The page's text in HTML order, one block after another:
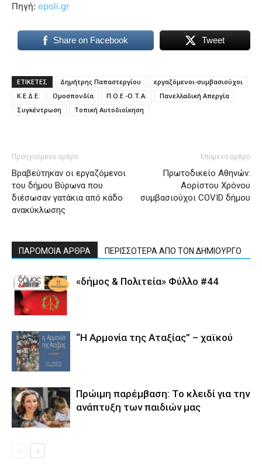
Πηγή: epoli.gr
Share on Facebook Tweet
ΕΤΙΚΕΤΕΣ Δημήτρης Παπαστεργίου
εργαζόμενοι-συμβασιούχοι
Κ.Ε.Δ.Ε.
Ομοσπονδία Π.Ο.Ε.-Ο.Τ.Α.
Πανελλαδική Απεργία
Συγκέντρωση
Τοπική Αυτοδιοίκηση
Προηγούμενο άρθρο
Βραβεύτηκαν οι εργαζόμενοι
του δήμου Βύρωνα που
διέσωσαν γατάκια από κάδο
ανακύκλωσης
Επόμενο άρθρο
Πρωτοδικείο Αθηνών:
Αορίστου Χρόνου
συμβασιούχοι COVID δήμου
ΠΑΡΟΜΟΙΑ ΑΡΘΡΑ ΠΕΡΙΣΣΟΤΕΡΑ ΑΠΟ ΤΟΝ ΔΗΜΙΟΥΡΓΟ
«δήμος & Πολιτεία» Φύλλο #44
“Η Αρμονία της Αταξίας” – χαϊκού
Πρώιμη παρέμβαση: Το κλειδί για την
ανάπτυξη των παιδιών µας